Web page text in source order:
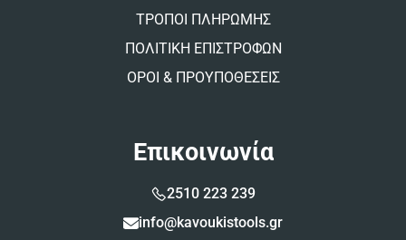
ΤΡΟΠΟΙ ΠΛΗΡΩΜΗΣ
ΠΟΛΙΤΙΚΗ ΕΠΙΣΤΡΟΦΩΝ
ΟΡΟΙ & ΠΡΟΥΠΟΘΕΣΕΙΣ
Επικοινωνία
2510 223 239
info@kavoukistools.gr